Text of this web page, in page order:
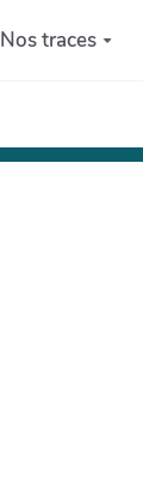
Nos traces